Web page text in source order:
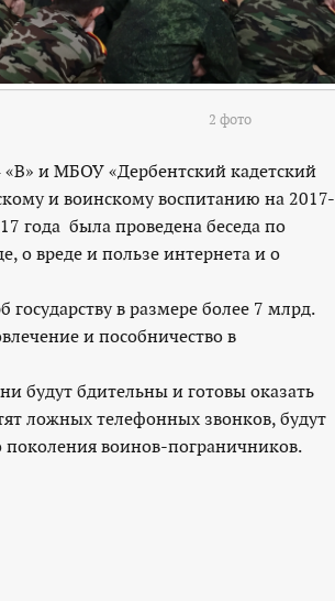
2 фото
«В» и МБОУ «Дербентский кадетский
и воинскому воспитанию на 2017-
года была проведена беседа по
о вреде и пользе интернета и о
в размере более 7 млрд.
и пособничество в
будут бдительны и готовы оказать
ложных телефонных звонков, будут
воинов-пограничников.